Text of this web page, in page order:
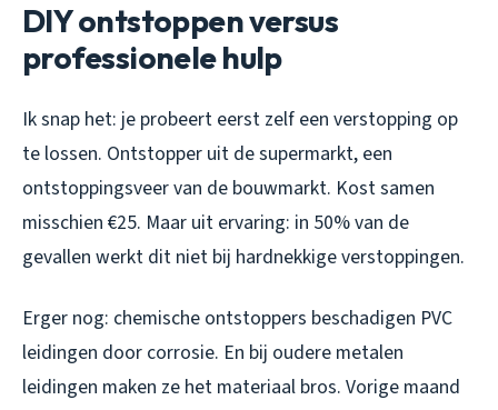
DIY ontstoppen versus
professionele hulp
Ik snap het: je probeert eerst zelf een verstopping op
te lossen. Ontstopper uit de supermarkt, een
ontstoppingsveer van de bouwmarkt. Kost samen
misschien €25. Maar uit ervaring: in 50% van de
gevallen werkt dit niet bij hardnekkige verstoppingen.
Erger nog: chemische ontstoppers beschadigen PVC
leidingen door corrosie. En bij oudere metalen
leidingen maken ze het materiaal bros. Vorige maand